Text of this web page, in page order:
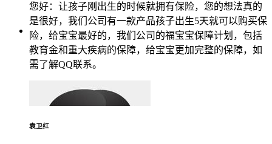
您好：让孩子刚出生的时候就拥有保险，您的想法真的
是很好，我们公司有一款产品孩子出生5天就可以购买保
险，给宝宝最好的，我们公司的福宝宝保障计划，包括
教育金和重大疾病的保障，给宝宝更加完整的保障，如
需了解QQ联系。
袁卫红